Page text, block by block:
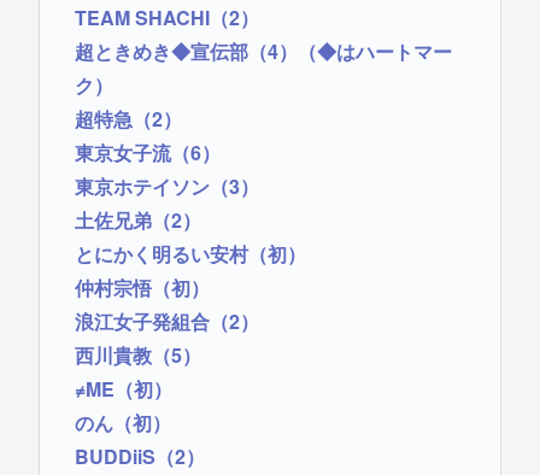
TEAM SHACHI（2）
超ときめき◆宣伝部（4）（◆はハートマー
ク）
超特急（2）
東京女子流（6）
東京ホテイソン（3）
土佐兄弟（2）
とにかく明るい安村（初）
仲村宗悟（初）
浪江女子発組合（2）
西川貴教（5）
≠ME（初）
のん（初）
BUDDiiS（2）